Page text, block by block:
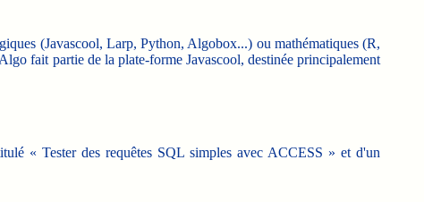
(Javascool, Larp, Python, Algobox...) ou mathématiques (R,
fait partie de la plate-forme Javascool, destinée principalement
« Tester des requêtes SQL simples avec ACCESS » et d'un